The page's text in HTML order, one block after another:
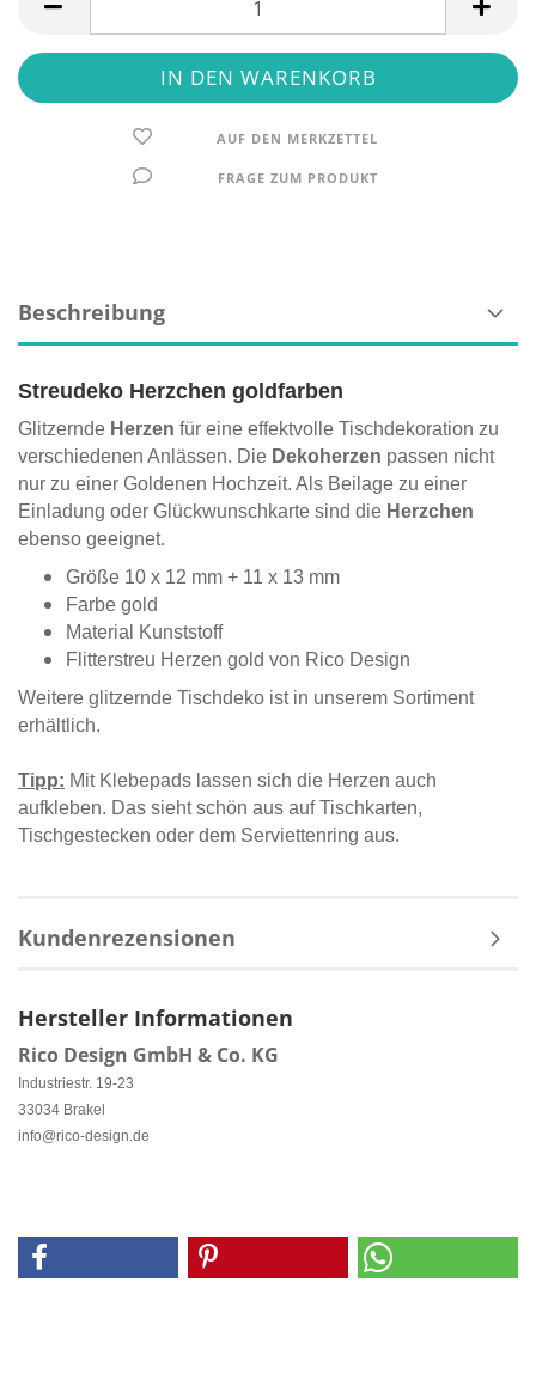
AUF DEN MERKZETTEL
FRAGE ZUM PRODUKT
Beschreibung
Streudeko Herzchen goldfarben
Glitzernde Herzen für eine effektvolle Tischdekoration zu
verschiedenen Anlässen. Die Dekoherzen passen nicht
nur zu einer Goldenen Hochzeit. Als Beilage zu einer
Einladung oder Glückwunschkarte sind die Herzchen
ebenso geeignet.
Größe 10 x 12 mm + 11 x 13 mm
Farbe gold
Material Kunststoff
Flitterstreu Herzen gold von Rico Design
Weitere glitzernde Tischdeko ist in unserem Sortiment
erhältlich.
Tipp: Mit Klebepads lassen sich die Herzen auch
aufkleben. Das sieht schön aus auf Tischkarten,
Tischgestecken oder dem Serviettenring aus.
Kundenrezensionen
Hersteller Informationen
Rico Design GmbH & Co. KG
Industriestr. 19-23
33034 Brakel
info@rico-design.de